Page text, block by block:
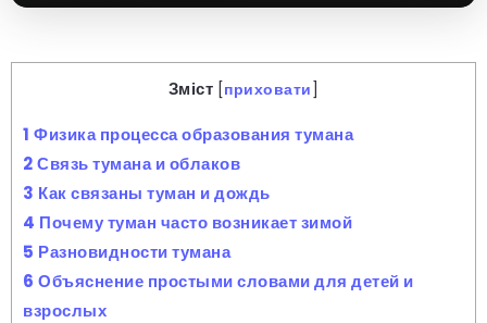
Зміст [приховати ]
1 Физика процесса образования тумана
2Связь тумана и облаков
3 Как связаны туман и дождь
4 Почему туман часто возникает зимой
5 Разновидности тумана
6 Объяснение простыми словами для детей и
взрослых